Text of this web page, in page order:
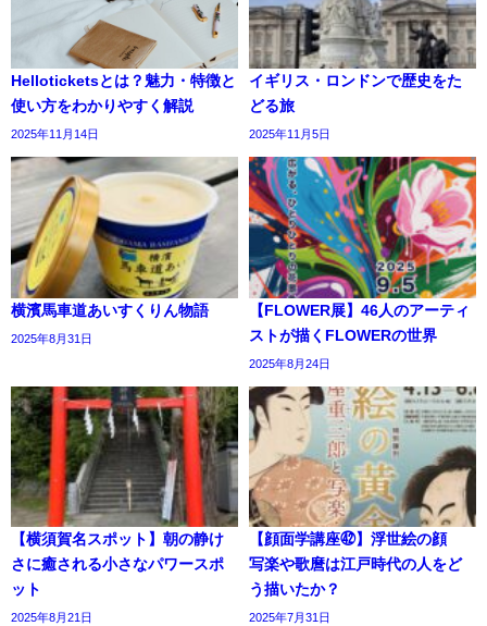
Helloticketsとは？魅力・特徴と
使い方をわかりやすく解説
2025年11月14日
イギリス・ロンドンで歴史をた
どる旅
2025年11月5日
横濱馬車道あいすくりん物語
2025年8月31日
【FLOWER展】46人のアーティ
ストが描くFLOWERの世界
2025年8月24日
【横須賀名スポット】朝の静け
さに癒される小さなパワースポ
ット
2025年8月21日
【顔面学講座㊷】浮世絵の顔
写楽や歌麿は江戸時代の人をど
う描いたか？
2025年7月31日